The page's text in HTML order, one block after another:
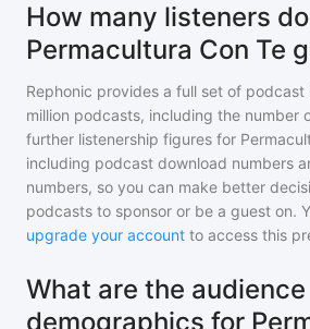
How many listeners
Permacultura Con Te
Rephonic provides a full set of podcast
million podcasts, including the number
further listenership figures for
including podcast download numbers
numbers, so you can make better
podcasts to sponsor or be a guest on.
upgrade your account to access this
What are the audience
demographics for